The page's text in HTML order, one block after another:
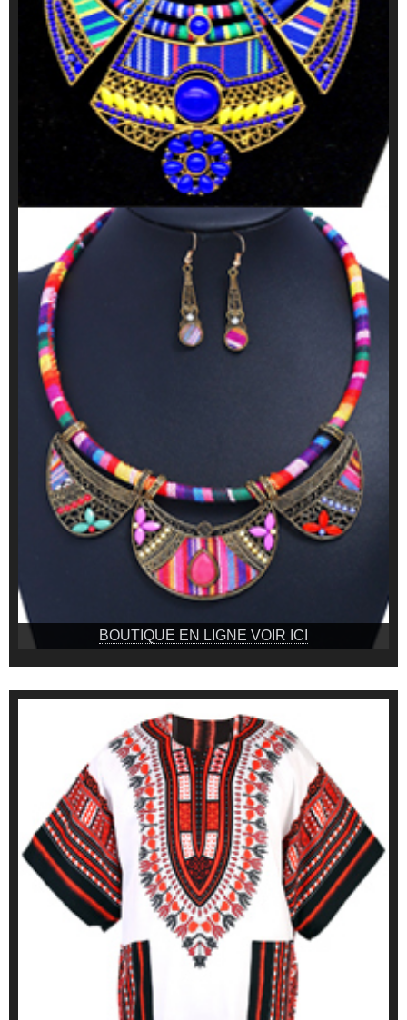
BOUTIQUE EN LIGNE VOIR ICI